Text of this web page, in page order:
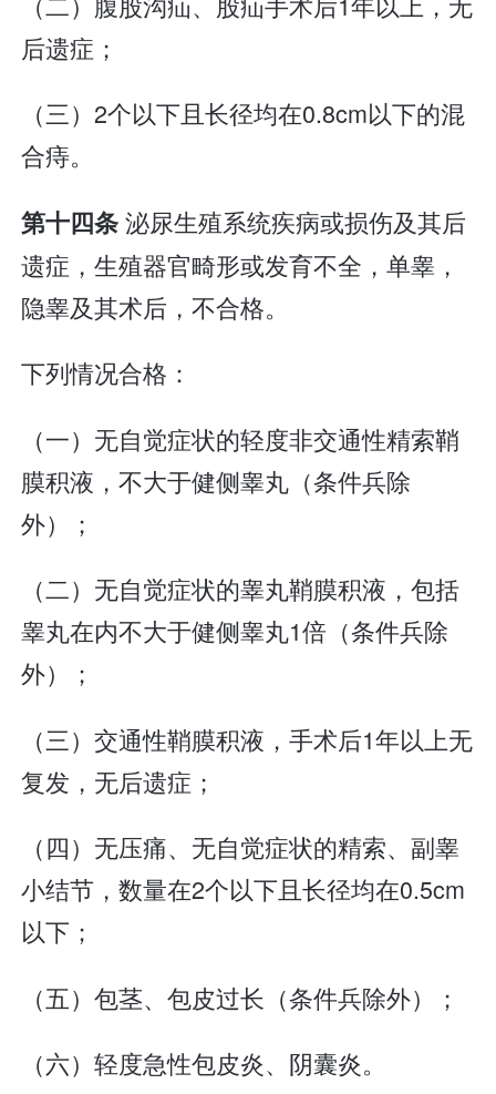
后遗症；
（三）2个以下且长径均在0.8cm以下的混
合痔。
第十四条泌尿生殖系统疾病或损伤及其后
遗症，生殖器官畸形或发育不全，单睾，
隐睾及其术后，不合格。
下列情况合格：
（一）无自觉症状的轻度非交通性精索鞘
膜积液，不大于健侧睾丸（条件兵除
外）；
（二）无自觉症状的睾丸鞘膜积液，包括
睾丸在内不大于健侧睾丸1倍（条件兵除
外）；
（三）交通性鞘膜积液，手术后1年以上无
复发，无后遗症；
（四）无压痛、无自觉症状的精索、副睾
小结节，数量在2个以下且长径均在0.5cm
以下；
（五）包茎、包皮过长（条件兵除外）；
（六）轻度急性包皮炎、阴囊炎。